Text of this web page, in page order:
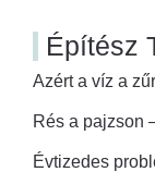
Építész
Azért a víz a
Rés a pajzson
Évtizedes